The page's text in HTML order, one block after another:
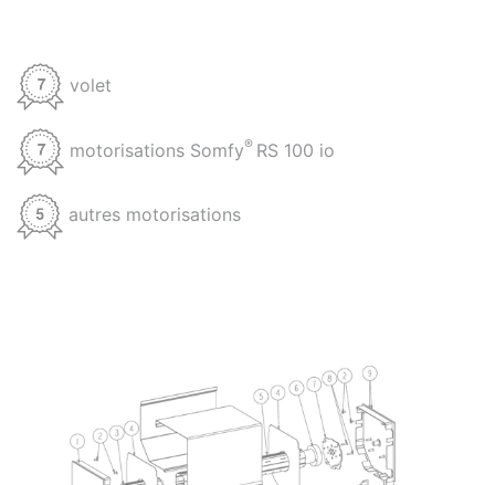
volet
motorisations Somfy® RS 100 io
autres motorisations